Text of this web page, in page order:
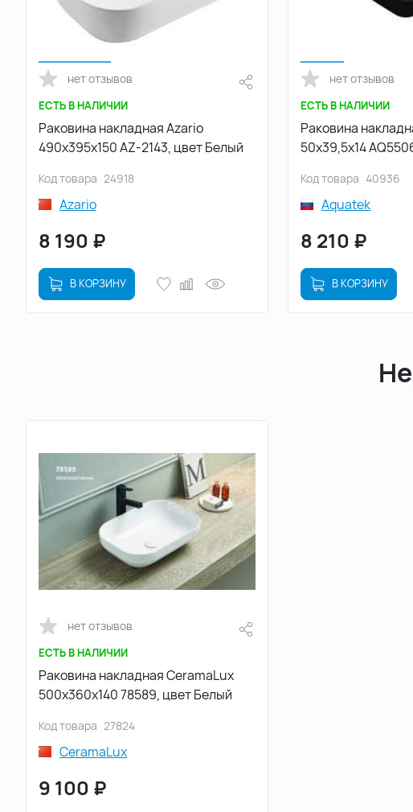
нет отзывов
ЕСТЬ В НАЛИЧИИ
Раковина накладная Azario
490х395х150 AZ-2143, цвет Белый
Код товара 24918
Azario
8 190 ₽
В КОРЗИНУ
нет отзывов
ЕСТЬ В НАЛИЧИИ
Раковина
50х39,5х14
Код товара 40936
Aquatek
8 210 ₽
В КОРЗИНУ
нет отзывов
ЕСТЬ В НАЛИЧИИ
Раковина накладная CeramaLux
500х360х140 78589, цвет Белый
Код товара 27824
CeramaLux
9 100 ₽